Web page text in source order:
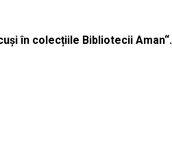
în colecțiile Bibliotecii Aman“.